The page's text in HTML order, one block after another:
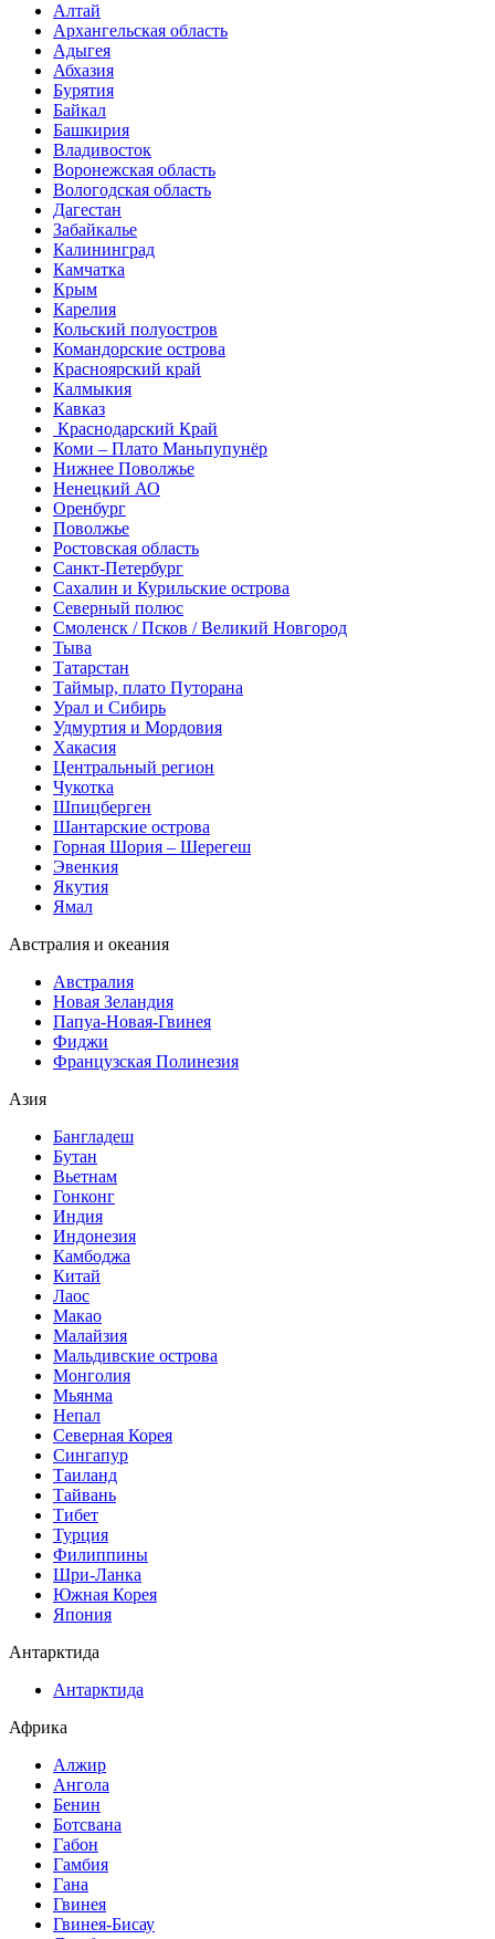
Алтай
Архангельская область
Адыгея
Абхазия
Бурятия
Байкал
Башкирия
Владивосток
Воронежская область
Вологодская область
Дагестан
Забайкалье
Калининград
Камчатка
Крым
Карелия
Кольский полуостров
Командорские острова
Красноярский край
Калмыкия
Кавказ
Краснодарский Край
Коми – Плато Маньпупунёр
Нижнее Поволжье
Ненецкий АО
Оренбург
Поволжье
Ростовская область
Санкт-Петербург
Сахалин и Курильские острова
Северный полюс
Смоленск / Псков / Великий Новгород
Тыва
Татарстан
Таймыр, плато Путорана
Урал и Сибирь
Удмуртия и Мордовия
Хакасия
Центральный регион
Чукотка
Шпицберген
Шантарские острова
Горная Шория – Шерегеш
Эвенкия
Якутия
Ямал
Австралия и океания
Австралия
Новая Зеландия
Папуа-Новая-Гвинея
Фиджи
Французская Полинезия
Азия
Бангладеш
Бутан
Вьетнам
Гонконг
Индия
Индонезия
Камбоджа
Китай
Лаос
Макао
Малайзия
Мальдивские острова
Монголия
Мьянма
Непал
Северная Корея
Сингапур
Таиланд
Тайвань
Тибет
Турция
Филиппины
Шри-Ланка
Южная Корея
Япония
Антарктида
Антарктида
Африка
Алжир
Ангола
Бенин
Ботсвана
Габон
Гамбия
Гана
Гвинея
Гвинея-Бисау